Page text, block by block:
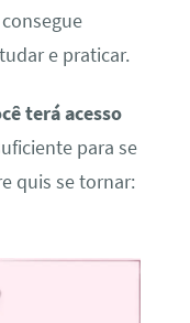
e praticar.
terá acesso
para se
quis se tornar: